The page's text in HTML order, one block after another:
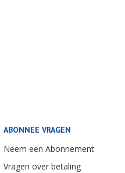
ABONNEE VRAGEN
Neem een Abonnement
Vragen over betaling